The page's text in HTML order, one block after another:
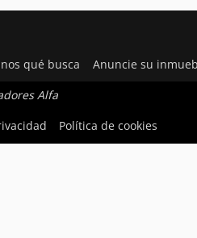
qué busca Anuncie su
Alfa
Política de cookies